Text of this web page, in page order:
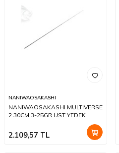
NANIWAOSAKASHI
NANIWAOSAKASHI MULTIVERSE
2.30CM 3-25GR UST YEDEK
2.109,57 TL